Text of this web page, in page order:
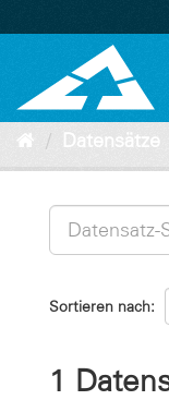
zum
Datensätze
Sortieren nach
1